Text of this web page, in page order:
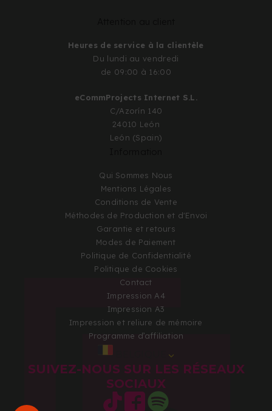
Heures de service à la clientèle
Du lundi au vendredi
de 09:00 à 16:00
eCommProjects Internet S.L.
C/Azorín 140
24010 León
León (Spain)
Qui Sommes Nous
Mentions Légales
Conditions de Vente
Méthodes de Production et d'Envoi
Garantie et retours
Modes de Paiement
Politique de Confidentialité
Politique de Cookies
Contact
Impression A4
Impression A3
Impression et reliure de mémoire
Programme d’affiliation
SUIVEZ-NOUS SUR LES RÉSEAUX
SOCIAUX